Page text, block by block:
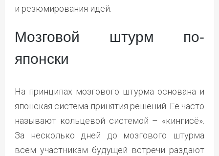
и резюмирования идей.
Мозговой штурм по-
японски
На принципах мозгового штурма основана и
японская система принятия решений. Её часто
называют кольцевой системой – «кингисё».
За несколько дней до мозгового штурма
всем участникам будущей встречи раздают